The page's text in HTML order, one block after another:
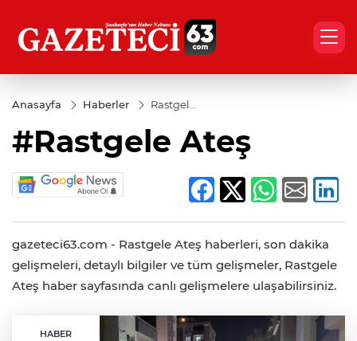
Anasayfa Haberler
Rastgele
#Rastgele Ateş
gazeteci63.com - Rastgele Ateş haberleri, son dakika
gelişmeleri, detaylı bilgiler ve tüm gelişmeler, Rastgele
Ateş haber sayfasında canlı gelişmelere ulaşabilirsiniz.
HABER